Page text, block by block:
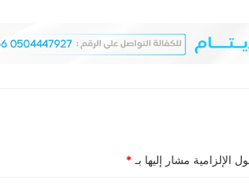
الإلزامية مشار إليها بـ *